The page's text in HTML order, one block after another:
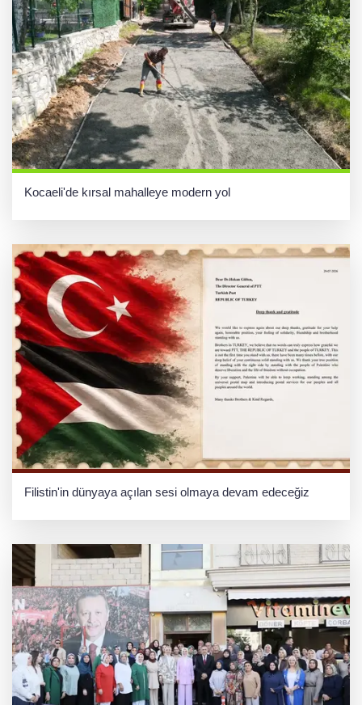
Kocaeli'de kırsal mahalleye modern yol
Filistin'in dünyaya açılan sesi olmaya devam edeceğiz